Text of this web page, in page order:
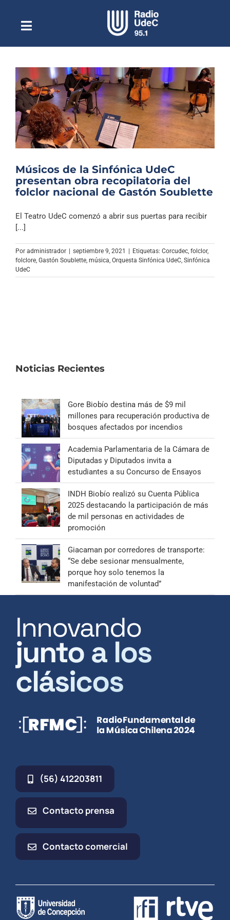
contenidoToggle
NavigationEscuchar Radio UdeC en vivo
Quiénes Somos
Programación
Podcast
Noticias
Columnas
Música Clásica
Especiales
Músicos de la Sinfónica UdeC
presentan obra recopilatoria del
folclor nacional de Gastón Soublette
El Teatro UdeC comenzó a abrir sus puertas para recibir
[...]
Por administrador | septiembre 9, 2021 | Etiquetas: Corcudec folclor,
folclore Gastón Soublette música Orquesta Sinfónica UdeC Sinfónica
UdeC
Noticias Recientes
Gore Biobío destina más de $9 mil
millones para recuperación productiva de
bosques afectados por incendios
Academia Parlamentaria de la Cámara de
Diputadas y Diputados invita a
estudiantes a su Concurso de Ensayos
INDH Biobío realizó su Cuenta Pública
2025 destacando la participación de más
de mil personas en actividades de
promoción
Giacaman por corredores de transporte:
“Se debe sesionar mensualmente,
porque hoy solo tenemos la
manifestación de voluntad”
Innovando
junto a los
clásicos
(56) 412203811
Contacto prensa
Contacto comercial